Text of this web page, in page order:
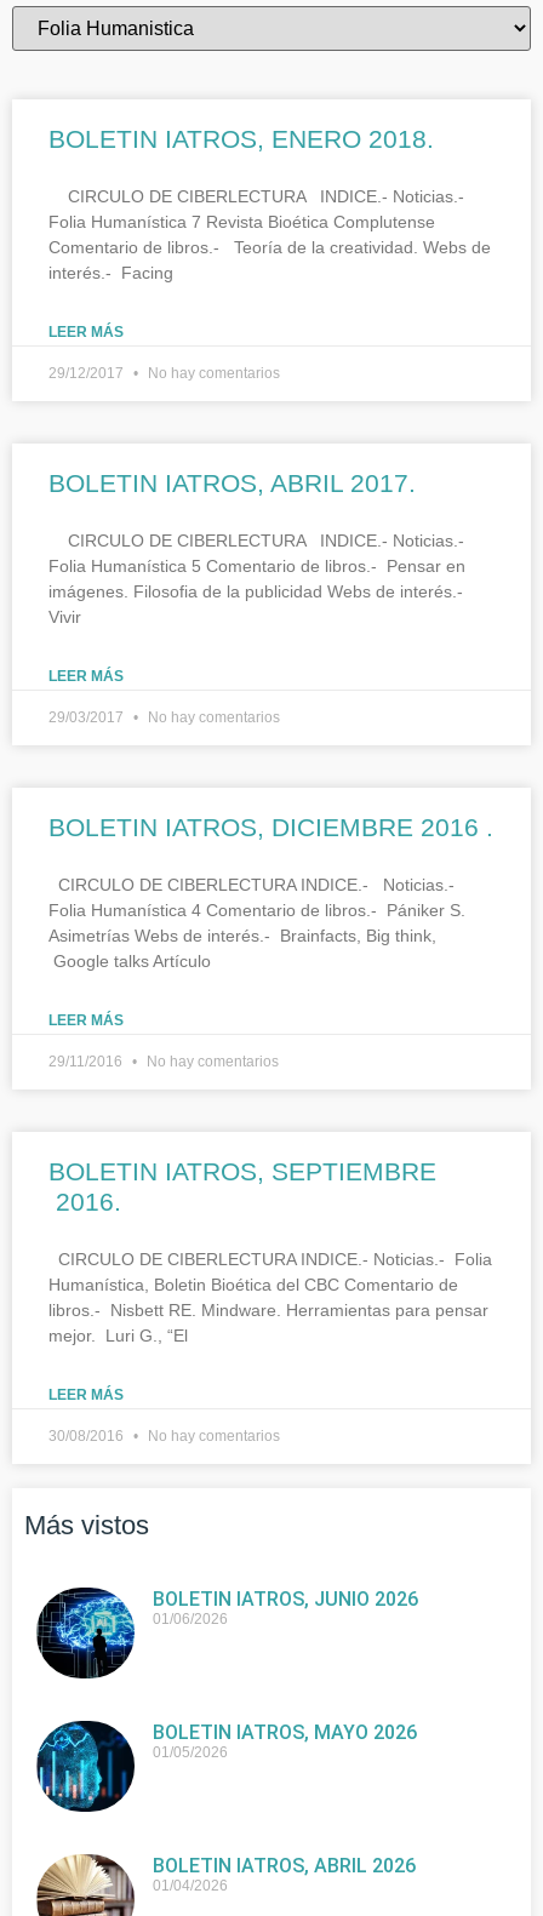
BOLETIN IATROS, ENERO 2018.
CIRCULO DE CIBERLECTURA INDICE.- Noticias.-
Folia Humanística 7 Revista Bioética Complutense
Comentario de libros.- Teoría de la creatividad. Webs de
interés.- Facing
LEER MÁS
29/12/2017 No hay comentarios
BOLETIN IATROS, ABRIL 2017.
CIRCULO DE CIBERLECTURA INDICE.- Noticias.-
Folia Humanística 5 Comentario de libros.- Pensar en
imágenes. Filosofia de la publicidad Webs de interés.-
Vivir
LEER MÁS
29/03/2017 No hay comentarios
BOLETIN IATROS, DICIEMBRE 2016 .
CIRCULO DE CIBERLECTURA INDICE.- Noticias.-
Folia Humanística 4 Comentario de libros.- Pániker S.
Asimetrías Webs de interés.- Brainfacts, Big think,
Google talks Artículo
LEER MÁS
29/11/2016 No hay comentarios
BOLETIN IATROS, SEPTIEMBRE
2016.
CIRCULO DE CIBERLECTURA INDICE.- Noticias.- Folia
Humanística, Boletin Bioética del CBC Comentario de
libros.- Nisbett RE. Mindware. Herramientas para pensar
mejor. Luri G., “El
LEER MÁS
30/08/2016 No hay comentarios
Más vistos
BOLETIN IATROS, JUNIO 2026
01/06/2026
BOLETIN IATROS, MAYO 2026
01/05/2026
BOLETIN IATROS, ABRIL 2026
01/04/2026